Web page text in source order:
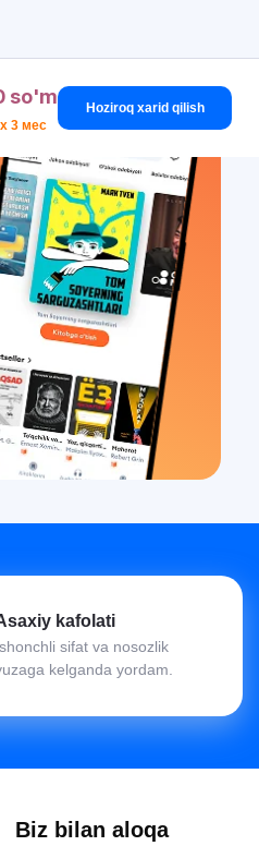
so'm
3 мес
Hoziroq xarid qilish
kafolati
sifat va nosozlik
kelganda yordam.
Biz bilan aloqa